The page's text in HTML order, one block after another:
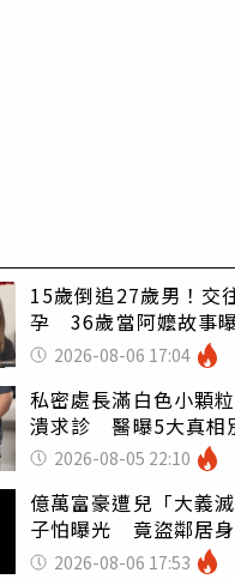
15歲倒追27歲男！交
孕 36歲當阿嬤故事
2026-08-06 17:04
私密處長滿白色小顆
潰求診 醫曝5大真相
2026-08-05 22:10
億萬富豪遭兒「大義
子怕曝光 竟盜鄰居身
戶 2026-08-06 17:53